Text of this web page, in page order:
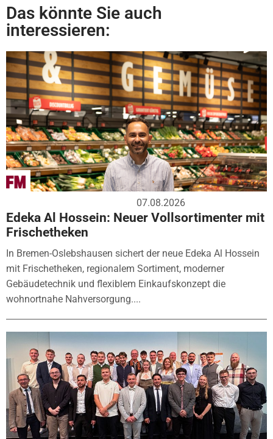
Das könnte Sie auch
interessieren:
07.08.2026
Edeka Al Hossein: Neuer Vollsortimenter mit
Frischetheken
In Bremen-Oslebshausen sichert der neue Edeka Al Hossein
mit Frischetheken, regionalem Sortiment, moderner
Gebäudetechnik und flexiblem Einkaufskonzept die
wohnortnahe Nahversorgung....